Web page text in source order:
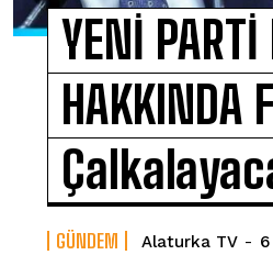
YENİ PARTİ
HAKKINDA
GÜNDEM Alaturka TV -